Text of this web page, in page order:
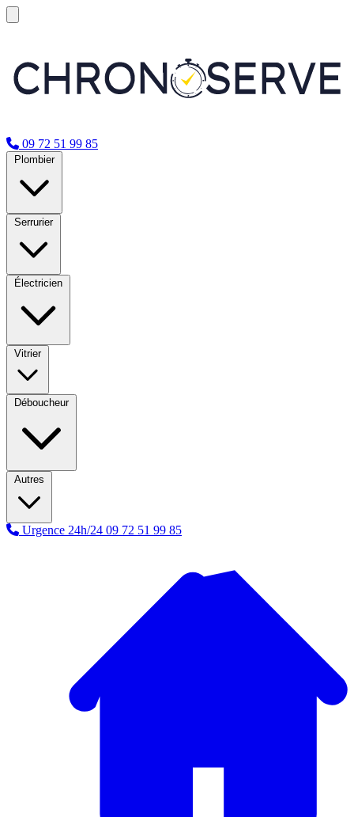
09 72 51 99 85
Plombier
Serrurier
Électricien
Vitrier
Déboucheur
Autres
Urgence 24h/24 09 72 51 99 85